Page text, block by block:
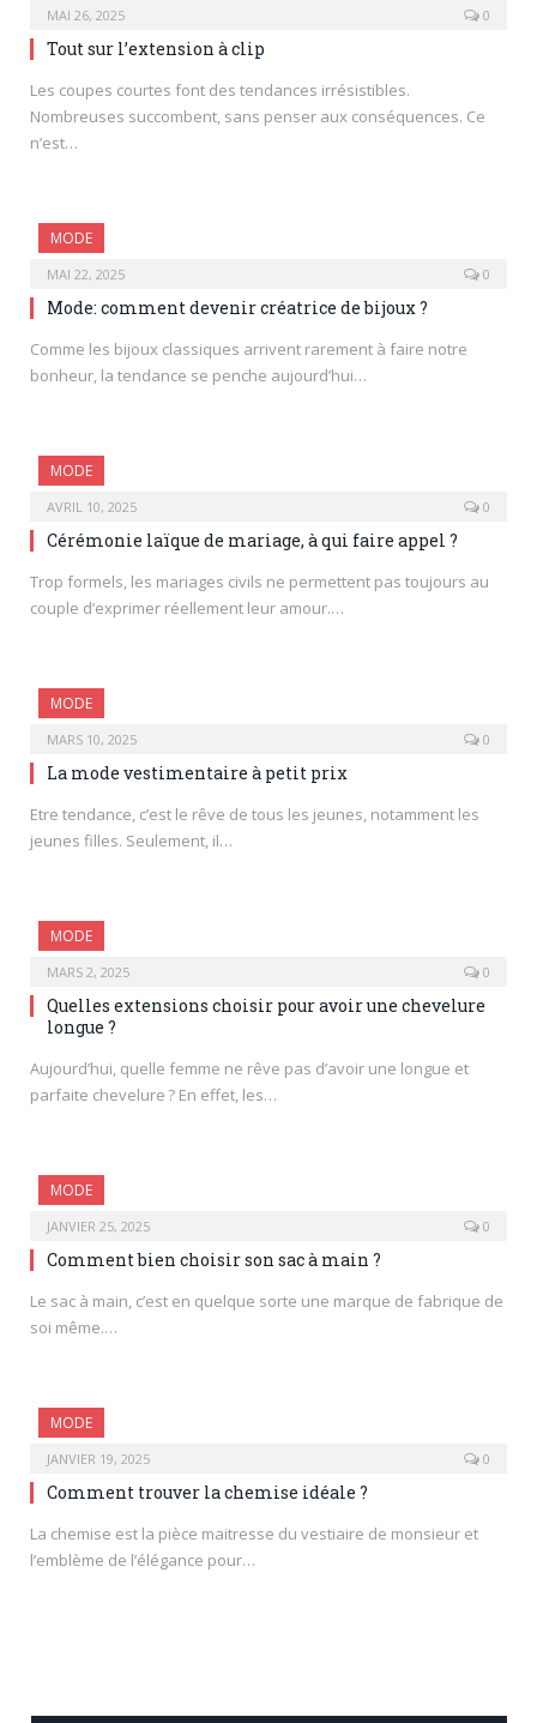
MAI 26, 2025 0
Tout sur l’extension à clip
Les coupes courtes font des tendances irrésistibles.
Nombreuses succombent, sans penser aux conséquences. Ce
n’est…
MODE
MAI 22, 2025 0
Mode: comment devenir créatrice de bijoux ?
Comme les bijoux classiques arrivent rarement à faire notre
bonheur, la tendance se penche aujourd’hui…
MODE
AVRIL 10, 2025 0
Cérémonie laïque de mariage, à qui faire appel ?
Trop formels, les mariages civils ne permettent pas toujours au
couple d’exprimer réellement leur amour.…
MODE
MARS 10, 2025 0
La mode vestimentaire à petit prix
Etre tendance, c’est le rêve de tous les jeunes, notamment les
jeunes filles. Seulement, il…
MODE
MARS 2, 2025 0
Quelles extensions choisir pour avoir une chevelure
longue ?
Aujourd’hui, quelle femme ne rêve pas d’avoir une longue et
parfaite chevelure ? En effet, les…
MODE
JANVIER 25, 2025 0
Comment bien choisir son sac à main ?
Le sac à main, c’est en quelque sorte une marque de fabrique de
soi même.…
MODE
JANVIER 19, 2025 0
Comment trouver la chemise idéale ?
La chemise est la pièce maitresse du vestiaire de monsieur et
l’emblème de l’élégance pour…